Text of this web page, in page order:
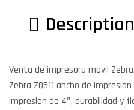
Description
Venta de impresora movil
Zebra ZQ511 ancho de
impresion de 4″, durabilidad y